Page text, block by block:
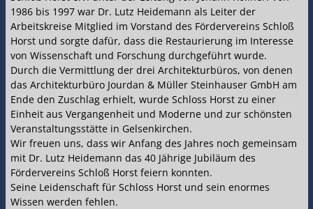
1986 bis 1997 war Dr. Lutz Heidemann als Leiter der
Arbeitskreise Mitglied im Vorstand des Fördervereins Schloß
Horst und sorgte dafür, dass die Restaurierung im Interesse
von Wissenschaft und Forschung durchgeführt wurde.
Durch die Vermittlung der drei Architekturbüros, von denen
das Architekturbüro Jourdan & Müller Steinhauser GmbH am
Ende den Zuschlag erhielt, wurde Schloss Horst zu einer
Einheit aus Vergangenheit und Moderne und zur schönsten
Veranstaltungsstätte in Gelsenkirchen.
Wir freuen uns, dass wir Anfang des Jahres noch gemeinsam
mit Dr. Lutz Heidemann das 40 Jährige Jubiläum des
Fördervereins Schloß Horst feiern konnten.
Seine Leidenschaft für Schloss Horst und sein enormes
Wissen werden fehlen.